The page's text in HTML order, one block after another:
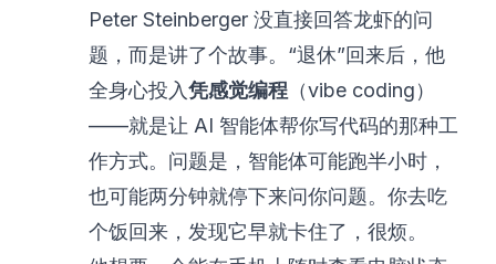
Peter Steinberger 没直接回答龙虾的问
题，而是讲了个故事。“退休”回来后，他
全身心投入凭感觉编程 （vibe coding）
——就是让 AI 智能体帮你写代码的那种工
作方式。问题是，智能体可能跑半小时，
也可能两分钟就停下来问你问题。你去吃
个饭回来，发现它早就卡住了，很烦。